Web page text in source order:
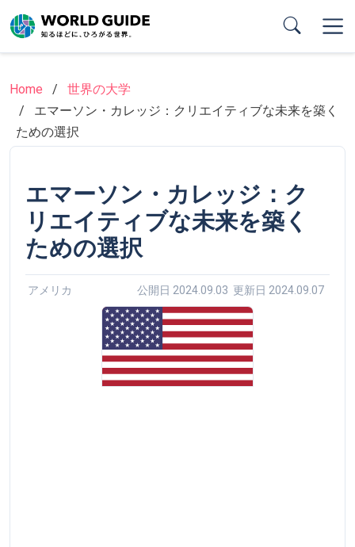
to
main
Home
世界の大学
エマーソン・カレッジ：クリエイティブな未来を築く
ための選択
エマーソン・カレッジ：ク
リエイティブな未来を築く
ための選択
アメリカ 公開日 2024.09.03 更新日 2024.09.07